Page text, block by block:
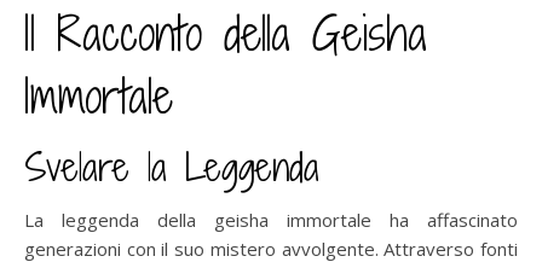
Il Racconto della Geisha
Immortale
Svelare la Leggenda
La leggenda della geisha immortale ha affascinato
generazioni con il suo mistero avvolgente. Attraverso fonti